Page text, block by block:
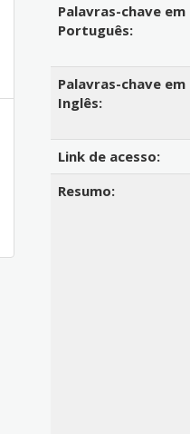
Palavras-chave em
Português:
Palavras-chave em
Inglês:
Link de acesso:
Resumo: